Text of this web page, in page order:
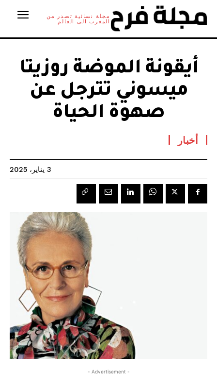
مجلة نسائية تصدر من
المغرب الى العالم
أيقونة الموضة روزيتا
ميسوني تترجل عن
صهوة الحياة
أخبار
3 يناير، 2025
- Advertisement -